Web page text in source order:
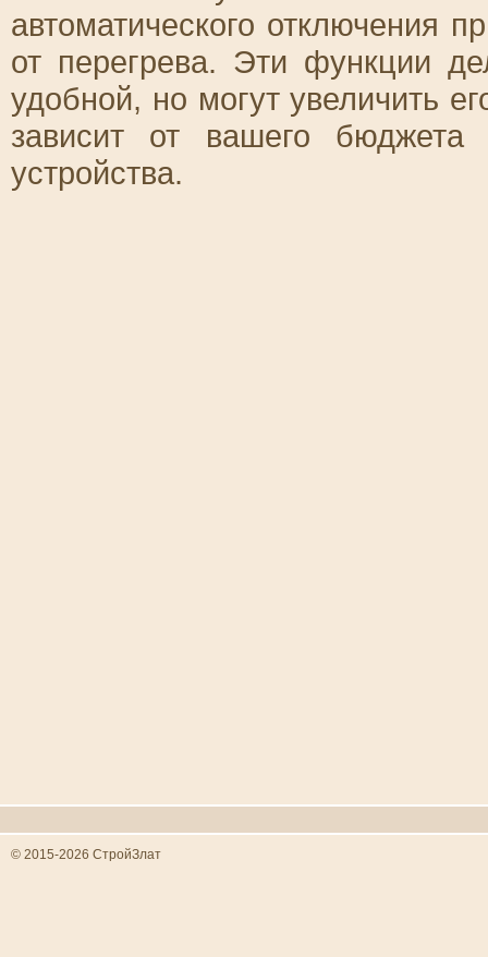
автоматического отключения
от перегрева. Эти функции
удобной, но могут увеличить
зависит от вашего бюджета
устройства.
© 2015-2026 СтройЗлат